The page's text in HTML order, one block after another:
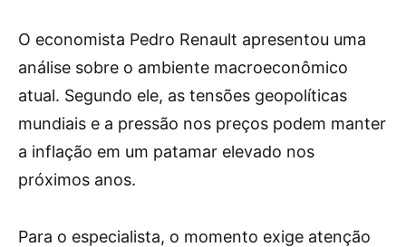
O economista Pedro Renault apresentou uma
análise sobre o ambiente macroeconômico
atual. Segundo ele, as tensões geopolíticas
mundiais e a pressão nos preços podem manter
a inflação em um patamar elevado nos
próximos anos.
Para o especialista, o momento exige atenção